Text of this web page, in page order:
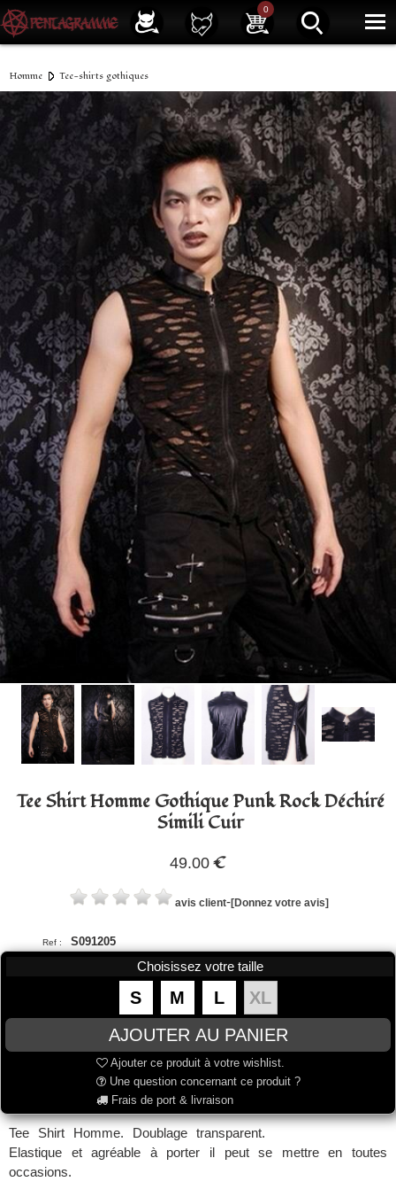
0
Service client 01 40 39 07 94
Newsletter | | Facebook | Instagram
|
Homme Tee-shirts gothiques
Tee Shirt Homme Gothique Punk Rock Déchiré
Simili Cuir
49.00 €
avis client-[Donnez votre avis]
Ref : S091205
Choisissez votre taille
S M L XL
Ajouter ce produit à votre wishlist.
Une question concernant ce produit ?
Frais de port & livraison
Tee Shirt Homme. Doublage transparent.
Elastique et agréable à porter il peut se mettre en toutes
occasions.